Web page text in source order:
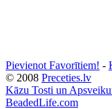
Pievienot Favorītiem! -
© 2008 Preceties.lv
Kāzu Tosti un
BeadedLife.com